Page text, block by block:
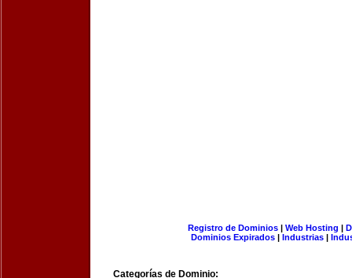
Registro de Dominios| Web Hosting |
Dominios Expirados | Industrias |
Categorías de Dominio: